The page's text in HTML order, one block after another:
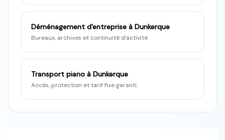
Déménagement d'entreprise à Dunkerque
Bureaux, archives et continuité d'activité.
Transport piano à Dunkerque
Accès, protection et tarif fixe garanti.